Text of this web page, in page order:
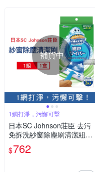
補貨中
1網打淨，污懈可擊
日本SC Johnson莊臣 去污
免拆洗紗窗除塵刷清潔組1
盒-含刷柄1支+刷頭1入+拋
棄式清潔紙2入(紗窗刷,紗窗
$762